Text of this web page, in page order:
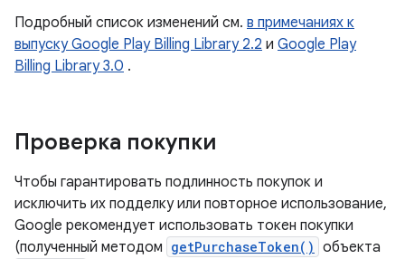
Подробный список изменений см. в примечаниях к
выпуску Google Play Billing Library 2.2 и Google Play
Billing Library 3.0 .
Проверка покупки
Чтобы гарантировать подлинность покупок и
исключить их подделку или повторное использование,
Google рекомендует использовать токен покупки
(полученный методом getPurchaseToken() объекта